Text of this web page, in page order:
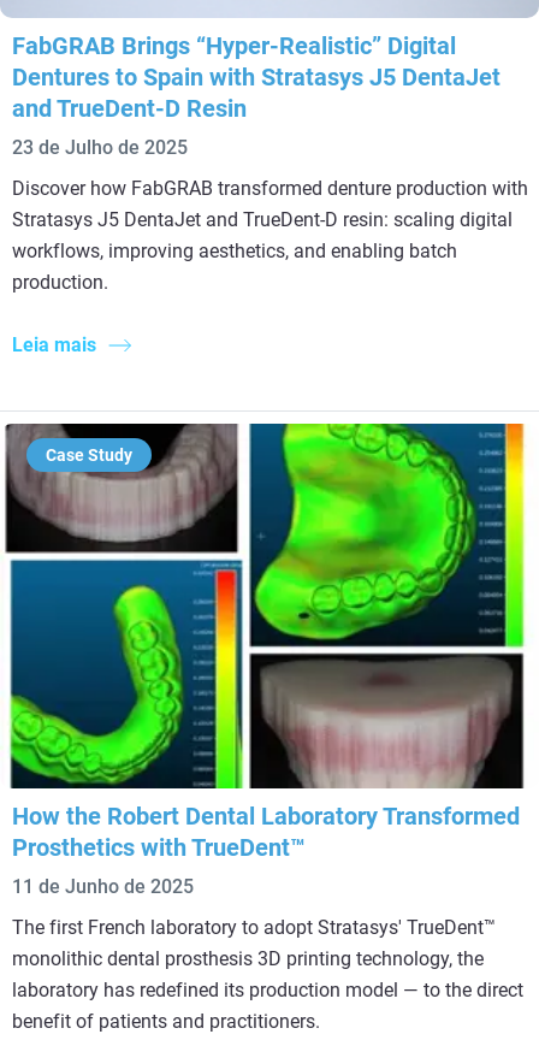
FabGRAB Brings “Hyper-Realistic” Digital
Dentures to Spain with Stratasys J5 DentaJet
and TrueDent-D Resin
23 de Julho de 2025
Discover how FabGRAB transformed denture production with
Stratasys J5 DentaJet and TrueDent-D resin: scaling digital
workflows, improving aesthetics, and enabling batch
production.
Leia mais
Case Study
How the Robert Dental Laboratory Transformed
Prosthetics with TrueDent™
11 de Junho de 2025
The first French laboratory to adopt Stratasys' TrueDent™
monolithic dental prosthesis 3D printing technology, the
laboratory has redefined its production model — to the direct
benefit of patients and practitioners.